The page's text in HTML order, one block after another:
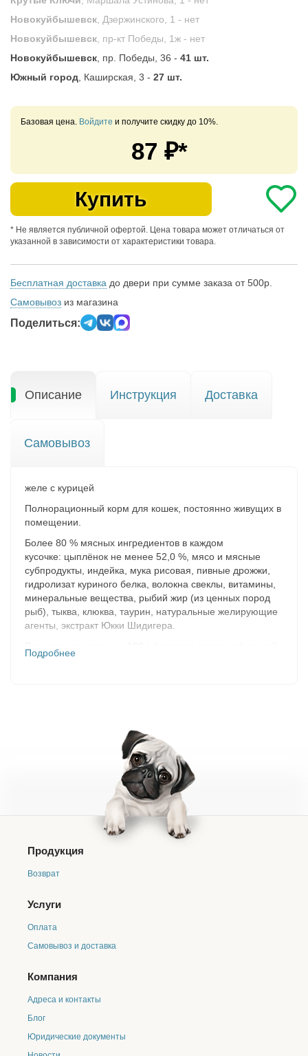
Новокуйбышевск , Дзержинского, 1 - нет
Новокуйбышевск , пр-кт Победы, 1ж - нет
Новокуйбышевск , пр. Победы, 36 - 41 шт.
Южный город , Каширская, 3 - 27 шт.
Базовая цена. Войдите и получите скидку до 10%.
87 ₽*
Купить
* Не является публичной офертой. Цена товара может отличаться от
указанной в зависимости от характеристики товара.
Бесплатная доставка до двери при сумме заказа от 500р.
Самовывоз из магазина
Поделиться:
Описание Инструкция Доставка
Самовывоз
желе с курицей
Полнорационный корм для кошек, постоянно живущих в
помещении.
Более 80 % мясных ингредиентов в каждом
кусочке: цыплёнок не менее 52,0 %, мясо и мясные
субпродукты, индейка, мука рисовая, пивные дрожжи,
гидролизат куриного белка, волокна свеклы, витамины,
минеральные вещества, рыбий жир (из ценных пород
рыб), тыква, клюква, таурин, натуральные желирующие
агенты, экстракт Юкки Шидигера.
протеин 7,0 %, сырой жир 3,5 %, сырая зола 1,4 %,
Подробнее
Продукция
Возврат
Услуги
Оплата
Самовывоз и доставка
Компания
Адреса и контакты
Блог
Юридические документы